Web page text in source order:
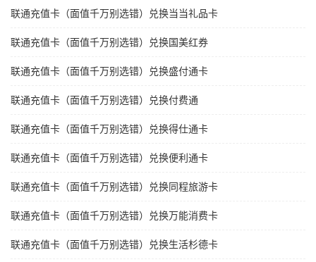
联通充值卡（面值千万别选错）兑换当当礼品卡
联通充值卡（面值千万别选错）兑换国美红券
联通充值卡（面值千万别选错）兑换盛付通卡
联通充值卡（面值千万别选错）兑换付费通
联通充值卡（面值千万别选错）兑换得仕通卡
联通充值卡（面值千万别选错）兑换便利通卡
联通充值卡（面值千万别选错）兑换同程旅游卡
联通充值卡（面值千万别选错）兑换万能消费卡
联通充值卡（面值千万别选错）兑换生活杉德卡